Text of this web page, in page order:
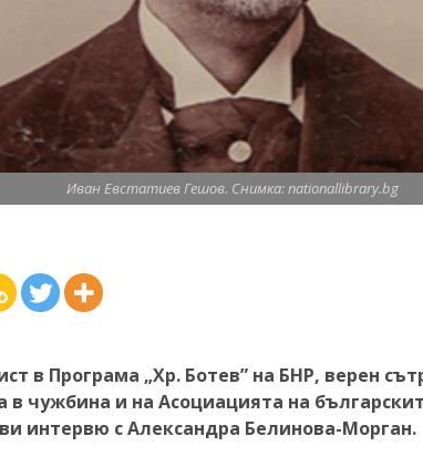
Иван Евстатиев Гешов. Снимка: nationallibrary.bg
в Програма „Хр. Ботев” на БНР, верен
в чужбина и на Асоциацията на
интервю с Александра Белинова-Морган.